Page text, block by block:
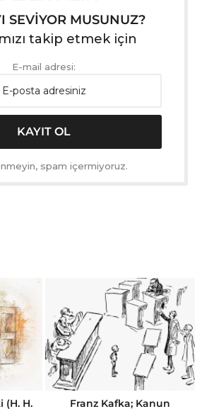
SEVİYOR MUSUNUZ?
takip etmek için
E-mail adresi:
spam içermiyoruz.
(H. H.
Franz Kafka; Kanun